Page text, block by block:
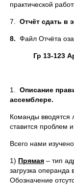
практической
7. Отчёт сдать в
8. Файл Отчёта
Гр 13-123
1. Описание
ассемблере.
Команды вводятся
ставится проблем
Всего нами
1) Прямая – тип
загрузка операнда
Обозначение